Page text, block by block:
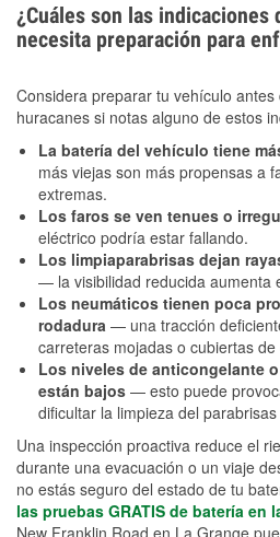
¿Cuáles son las indicaciones
necesita preparación para
Considera preparar tu vehículo
huracanes si notas alguno de estos
La batería del vehículo tiene
más viejas son más propensas a
extremas.
Los faros se ven tenues o
eléctrico podría estar fallando.
Los limpiaparabrisas dejan
— la visibilidad reducida aumenta
Los neumáticos tienen poca
rodadura — una tracción
carreteras mojadas o cubiertas
Los niveles de anticongelante
están bajos — esto puede
dificultar la limpieza del
Una inspección proactiva reduce el
durante una evacuación o un viaje
no estás seguro del estado de tu
las pruebas GRATIS de batería en
New Franklin Road en La Grange